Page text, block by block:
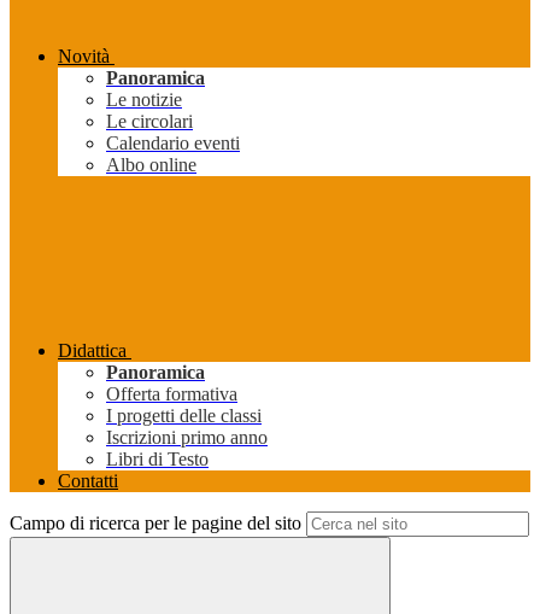
Novità
Panoramica
Le notizie
Le circolari
Calendario eventi
Albo online
Didattica
Panoramica
Offerta formativa
I progetti delle classi
Iscrizioni primo anno
Libri di Testo
Contatti
Campo di ricerca per le pagine del sito